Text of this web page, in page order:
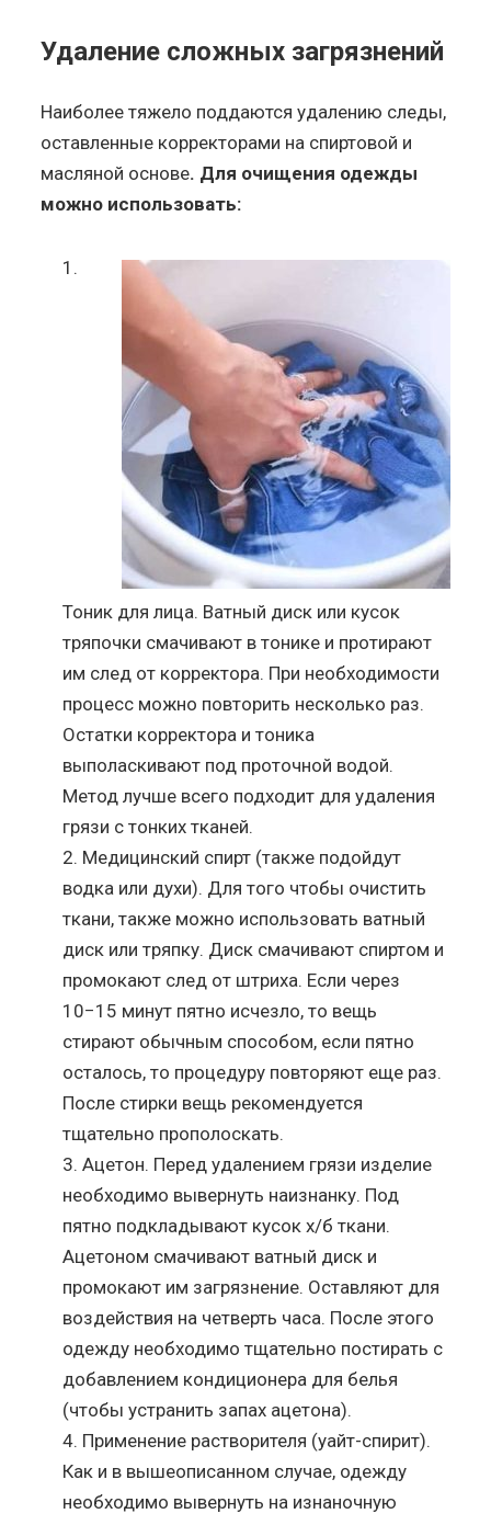
Удаление сложных загрязнений
Наиболее тяжело поддаются удалению следы,
оставленные корректорами на спиртовой и
масляной основе. Для очищения одежды
можно использовать:
Тоник для лица. Ватный диск или кусок
тряпочки смачивают в тонике и протирают
им след от корректора. При необходимости
процесс можно повторить несколько раз.
Остатки корректора и тоника
выполаскивают под проточной водой.
Метод лучше всего подходит для удаления
грязи с тонких тканей.
Медицинский спирт (также подойдут
водка или духи). Для того чтобы очистить
ткани, также можно использовать ватный
диск или тряпку. Диск смачивают спиртом и
промокают след от штриха. Если через
10−15 минут пятно исчезло, то вещь
стирают обычным способом, если пятно
осталось, то процедуру повторяют еще раз.
После стирки вещь рекомендуется
тщательно прополоскать.
Ацетон. Перед удалением грязи изделие
необходимо вывернуть наизнанку. Под
пятно подкладывают кусок х/б ткани.
Ацетоном смачивают ватный диск и
промокают им загрязнение. Оставляют для
воздействия на четверть часа. После этого
одежду необходимо тщательно постирать с
добавлением кондиционера для белья
(чтобы устранить запах ацетона).
Применение растворителя (уайт-спирит).
Как и в вышеописанном случае, одежду
необходимо вывернуть на изнаночную